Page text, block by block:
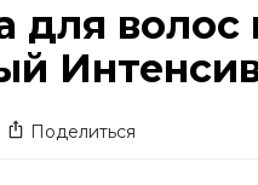
для
Поделиться